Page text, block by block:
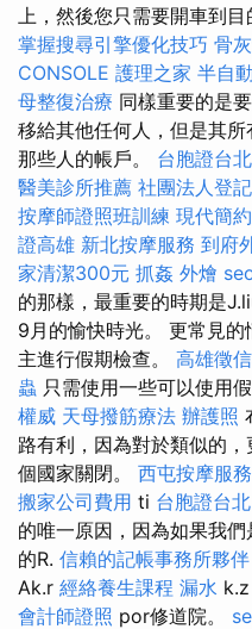
上，然後您只需要開車到目
掌握搜尋引擎優化技巧 骨
CONSOLE 護理之家 半自
母整復治療 同樣重要的是
移給其他任何人，但是其
那些人的帳戶。 台胞證台北
醫美診所推薦 社團法人登
按摩師證照班訓練 現代簡
證高雄 新北按摩服務 到府
家清潔300元 抓姦 外燴
的那樣，最重要的時期是
9月的愉快時光。 更常見
主進行假期檢查。 高雄徵
蟲 只需使用一些可以使用
權威 天母撥筋療法 辦護照
路有利，因為對於類似的
個國家關閉。 西屯按摩服務
搬家公司費用 ti 台胞證台北
的唯一原因，因為如果我
的R. 信賴的記帳事務所夥伴
Ak.r 經絡養生課程 漏水 k.z
會計師證照 por修道院。